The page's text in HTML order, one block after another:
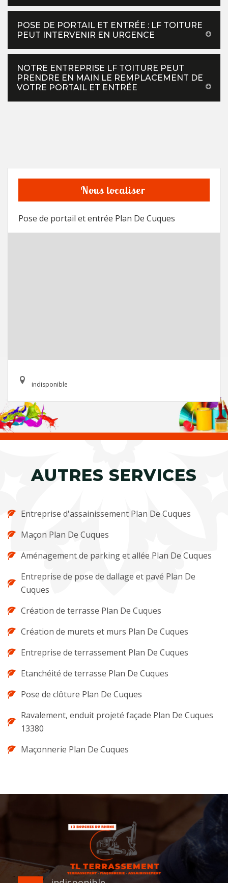
POSE DE PORTAIL ET ENTRÉE : LF TOITURE
PEUT INTERVENIR EN URGENCE
NOTRE ENTREPRISE LF TOITURE PEUT
PRENDRE EN MAIN LE REMPLACEMENT DE
VOTRE PORTAIL ET ENTRÉE
Nous localiser
Pose de portail et entrée Plan De Cuques
indisponible
AUTRES SERVICES
Entreprise d'assainissement Plan De Cuques
Maçon Plan De Cuques
Aménagement de parking et allée Plan De Cuques
Entreprise de pose de dallage et pavé Plan De
Cuques
Création de terrasse Plan De Cuques
Création de murets et murs Plan De Cuques
Entreprise de terrassement Plan De Cuques
Etanchéité de terrasse Plan De Cuques
Pose de clôture Plan De Cuques
Ravalement, enduit projeté façade Plan De Cuques
13380
Maçonnerie Plan De Cuques